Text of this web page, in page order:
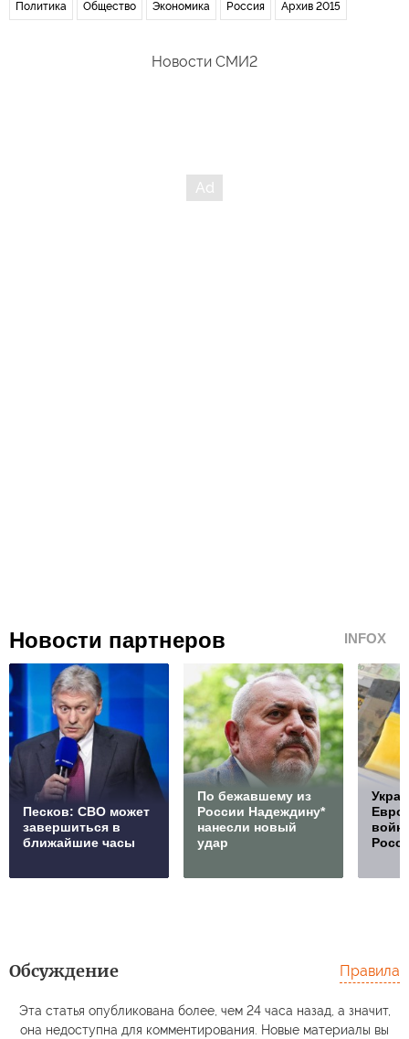
Политика Общество Экономика Россия Архив 2015
Новости СМИ2
Новости партнеров INFOX
Песков: СВО может
завершиться в
ближайшие часы
По бежавшему из
России Надеждину*
нанесли новый
удар
Обсуждение Правила
Эта статья опубликована более, чем 24 часа назад, а значит,
она недоступна для комментирования. Новые материалы вы